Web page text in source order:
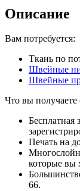
Описание
Вам потребуется:
Ткань по
Швейные
Швейные
Что вы
Бесплатная
Печать на
которые вы
66.